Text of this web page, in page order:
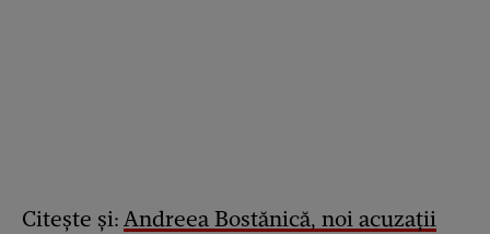
Citește și: Andreea Bostănică, noi acuzații